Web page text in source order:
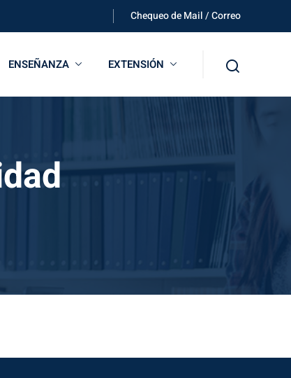
Chequeo de Mail / Correo
ENSEÑANZA EXTENSIÓN